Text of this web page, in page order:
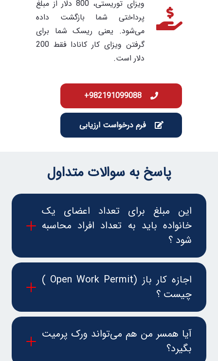
ویزای توریستی، 800 دلار از مبلغ
پرداختی شما بازگشت داده
می‌شود. یعنی ریسک شما برای
گرفتن ویزای کار کانادا فقط 200
دلار است.
982191099088+
فرم درخواست ارزیابی
پاسخ به سوالات متداول
این مبلغ برای تعداد اعضای یک
خانواده باید به تعداد افراد محاسبه
شود ؟
اجازه کار باز (Open Work Permit )
چیست ؟
آیا همسر من هم می‌تواند ورک پرمیت
بگیرد؟